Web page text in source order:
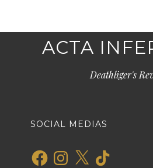
ACTA
Deathliger's
SOCIAL MEDIAS
FacebookInstagram
X TikTok